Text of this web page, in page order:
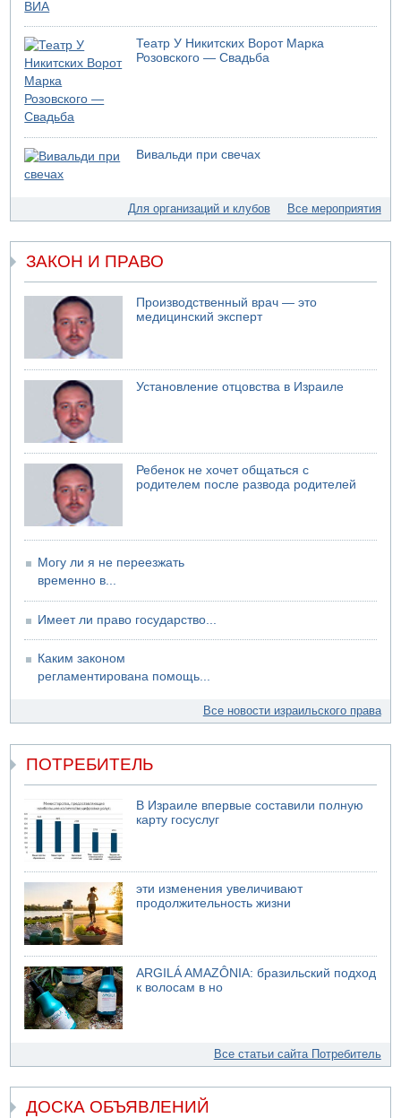
07.08.2026 20:43
Поножовщина в Тайбе: 3 мужчин серьезно ранены
07.08.2026 20:41
Ynet: "Хизбалла" запустила БПЛА со взрывчаткой по
силам ЦАХАЛ
07.08.2026 19:16
ДТП в Ашдоде: тяжело ранены двое маленьких детей
07.08.2026 19:14
Скончался водитель, врезавшийся в стену в
07.08.2026 17:57
Обнародовано имя полицейского, подозреваемого в
коррупционных отношениях с Йоавом Элиаси
07.08.2026 17:51
БАГАЦ отказался заморозить лишение налоговых льгот
для уклонистов-харедим
07.08.2026 17:48
В Иерусалиме водитель врезался в забор и серьезно
пострадал
Театр У Никитских Ворот Марка
Розовского — Свадьба
Вивальди при свечах
Для организаций и клубов Все мероприятия
ЗАКОН И ПРАВО
Производственный врач — это
медицинский эксперт
Установление отцовства в Израиле
Ребенок не хочет общаться с
родителем после развода родителей
Могу ли я не переезжать
временно в...
Имеет ли право государство...
Каким законом
регламентирована помощь...
Все новости израильского права
ПОТРЕБИТЕЛЬ
В Израиле впервые составили полную
карту госуслуг
эти изменения увеличивают
продолжительность жизни
ARGILÁ AMAZÔNIA: бразильский подход
к волосам в но
Все статьи сайта Потребитель
ДОСКА ОБЪЯВЛЕНИЙ